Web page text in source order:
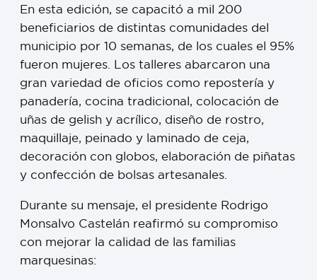
En esta edición, se capacitó a mil 200
beneficiarios de distintas comunidades del
municipio por 10 semanas, de los cuales el 95%
fueron mujeres. Los talleres abarcaron una
gran variedad de oficios como repostería y
panadería, cocina tradicional, colocación de
uñas de gelish y acrílico, diseño de rostro,
maquillaje, peinado y laminado de ceja,
decoración con globos, elaboración de piñatas
y confección de bolsas artesanales.
Durante su mensaje, el presidente Rodrigo
Monsalvo Castelán reafirmó su compromiso
con mejorar la calidad de las familias
marquesinas: